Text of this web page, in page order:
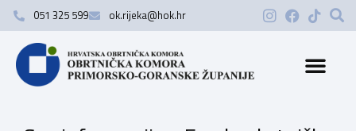
051 325 599 ok.rijeka@hok.hr